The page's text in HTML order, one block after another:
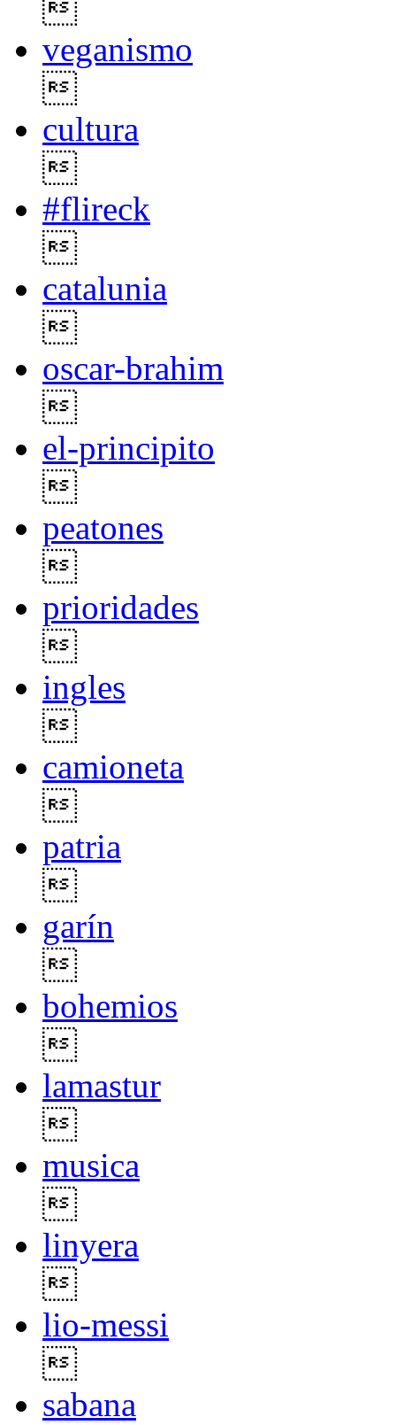
veganismo
cultura
#flireck
catalunia
oscar-brahim
el-principito
peatones
prioridades
ingles
camioneta
patria
garín
bohemios
lamastur
musica
linyera
lio-messi
sabana